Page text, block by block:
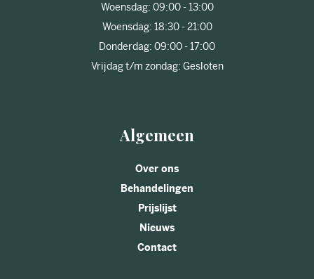
Woensdag: 09:00 - 13:00
Woensdag: 18:30 - 21:00
Donderdag: 09:00 - 17:00
Vrijdag t/m zondag: Gesloten
Algemeen
Over ons
Behandelingen
Prijslijst
Nieuws
Contact